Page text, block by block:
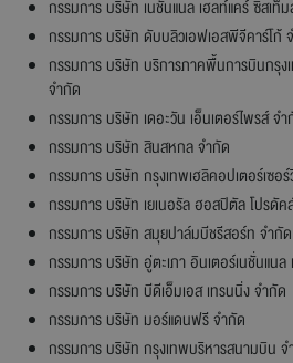
กรรมการ บริษัท เนชั่นแนล เฮลท์แคร์ ซิสเท็
กรรมการ บริษัท ดับบลิวเอฟเอสพีจีคาร์โก้
กรรมการ บริษัท บริการภาคพื้นการบินกรุง
จำกัด
กรรมการ บริษัท เดอะวัน เอ็นเตอร์ไพรส์ จ
กรรมการ บริษัท สินสหกล จำกัด
กรรมการ บริษัท กรุงเทพเฮลิคอปเตอร์เซอ
กรรมการ บริษัท เยเนอรัล ฮอสปิตัล โปรดั
กรรมการ บริษัท สมุยปาล์มบีชรีสอร์ท จำกัด
กรรมการ บริษัท อู่ตะเภา อินเตอร์เนชั่นแนล
กรรมการ บริษัท บีดีเอ็มเอส เทรนนิ่ง จำกัด
กรรมการ บริษัท มอร์แดนฟรี จำกัด
กรรมการ บริษัท กรุงเทพบริหารสนามบิน